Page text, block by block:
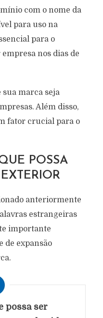
com o nome da
para uso na
para o
nos dias de
sua marca seja
Além disso,
fator crucial para o
POSSA
anteriormente
estrangeiras
importante
de expansão
possa ser